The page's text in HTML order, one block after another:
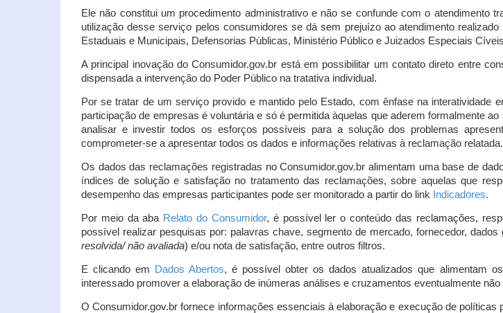
Ele não constitui um procedimento administrativo e não se confunde com o atendimento
utilização desse serviço pelos consumidores se dá sem prejuízo ao atendimento
Estaduais e Municipais, Defensorias Públicas, Ministério Público e Juizados Especiais
A principal inovação do Consumidor.gov.br está em possibilitar um contato direto entre
dispensada a intervenção do Poder Público na tratativa individual.
Por se tratar de um serviço provido e mantido pelo Estado, com ênfase na interatividade
participação de empresas é voluntária e só é permitida àquelas que aderem formalmente
analisar e investir todos os esforços possíveis para a solução dos problemas
comprometer-se a apresentar todos os dados e informações relativas à reclamação relatada.
Os dados das reclamações registradas no Consumidor.gov.br alimentam uma base de
índices de solução e satisfação no tratamento das reclamações, sobre aquelas que
desempenho das empresas participantes pode ser monitorado a partir do link
Indicadores.
Por meio da aba Relato do Consumidor, é possível ler o conteúdo das reclamações,
possível realizar pesquisas por: palavras chave, segmento de mercado, fornecedor,
resolvida/ não avaliada) e/ou nota de satisfação, entre outros filtros.
E clicando em Dados Abertos, é possível obter os dados atualizados que alimentam
interessado promover a elaboração de inúmeras análises e cruzamentos eventualmente
O Consumidor.gov.br fornece informações essenciais à elaboração e execução de